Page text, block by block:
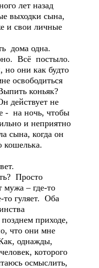
лет назад
выходки сына,
и свои личные
дома одна.
Всё постыло.
они как будто
освободиться
коньяк?
действует не
- на ночь, чтобы
и неприятно
сына, когда он
кошелька.
Просто
мужа – где-то
то гуляет. Оба
приходе,
что они мне
однажды,
которого
осмыслить,